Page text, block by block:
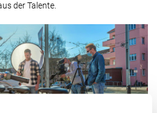
der Talente.